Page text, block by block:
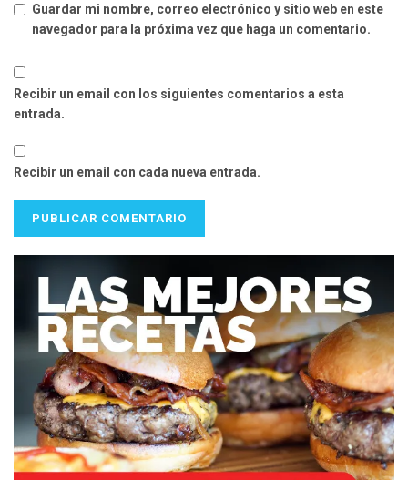
Guardar mi nombre, correo electrónico y sitio web en este
navegador para la próxima vez que haga un comentario.
Recibir un email con los siguientes comentarios a esta
entrada.
Recibir un email con cada nueva entrada.